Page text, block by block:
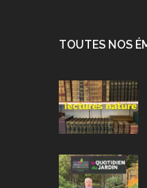
TOUTES NOS